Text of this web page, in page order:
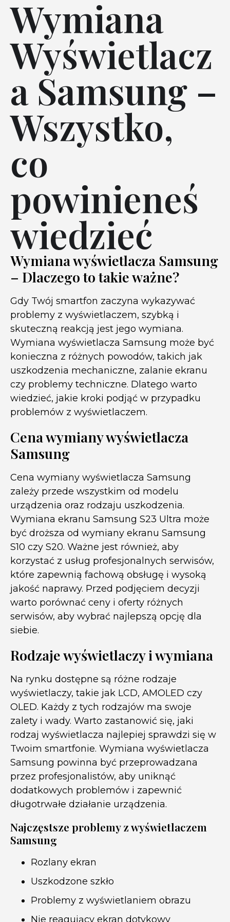
Wymiana
Wyświetlacz
a Samsung –
Wszystko,
co
powinieneś
wiedzieć
Wymiana wyświetlacza Samsung
– Dlaczego to takie ważne?
Gdy Twój smartfon zaczyna wykazywać
problemy z wyświetlaczem, szybką i
skuteczną reakcją jest jego wymiana.
Wymiana wyświetlacza Samsung może być
konieczna z różnych powodów, takich jak
uszkodzenia mechaniczne, zalanie ekranu
czy problemy techniczne. Dlatego warto
wiedzieć, jakie kroki podjąć w przypadku
problemów z wyświetlaczem.
Cena wymiany wyświetlacza
Samsung
Cena wymiany wyświetlacza Samsung
zależy przede wszystkim od modelu
urządzenia oraz rodzaju uszkodzenia.
Wymiana ekranu Samsung S23 Ultra może
być droższa od wymiany ekranu Samsung
S10 czy S20. Ważne jest również, aby
korzystać z usług profesjonalnych serwisów,
które zapewnią fachową obsługę i wysoką
jakość naprawy. Przed podjęciem decyzji
warto porównać ceny i oferty różnych
serwisów, aby wybrać najlepszą opcję dla
siebie.
Rodzaje wyświetlaczy i wymiana
Na rynku dostępne są różne rodzaje
wyświetlaczy, takie jak LCD, AMOLED czy
OLED. Każdy z tych rodzajów ma swoje
zalety i wady. Warto zastanowić się, jaki
rodzaj wyświetlacza najlepiej sprawdzi się w
Twoim smartfonie. Wymiana wyświetlacza
Samsung powinna być przeprowadzana
przez profesjonalistów, aby uniknąć
dodatkowych problemów i zapewnić
długotrwałe działanie urządzenia.
Najczęstsze problemy z wyświetlaczem
Samsung
Rozlany ekran
Uszkodzone szkło
Problemy z wyświetlaniem obrazu
Nie reagujący ekran dotykowy